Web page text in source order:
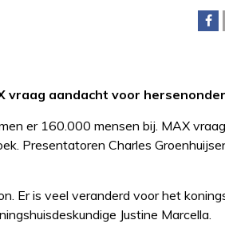
vraag aandacht voor
er 160.000 mensen bij. MAX
Presentatoren Charles
Er is veel veranderd voor het
Justine Marcella.